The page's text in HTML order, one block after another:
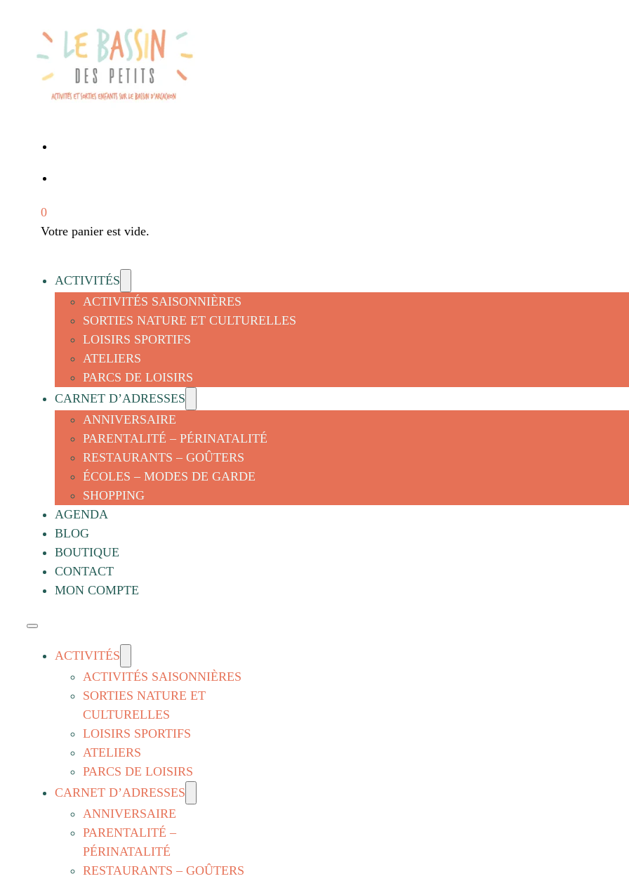
0
Votre panier est vide.
ACTIVITÉS
ACTIVITÉS SAISONNIÈRES
SORTIES NATURE ET CULTURELLES
LOISIRS SPORTIFS
ATELIERS
PARCS DE LOISIRS
CARNET D’ADRESSES
ANNIVERSAIRE
PARENTALITÉ – PÉRINATALITÉ
RESTAURANTS – GOÛTERS
ÉCOLES – MODES DE GARDE
SHOPPING
AGENDA
BLOG
BOUTIQUE
CONTACT
MON COMPTE
ACTIVITÉS
ACTIVITÉS SAISONNIÈRES
SORTIES NATURE ET
CULTURELLES
LOISIRS SPORTIFS
ATELIERS
PARCS DE LOISIRS
CARNET D’ADRESSES
ANNIVERSAIRE
PARENTALITÉ –
PÉRINATALITÉ
RESTAURANTS – GOÛTERS